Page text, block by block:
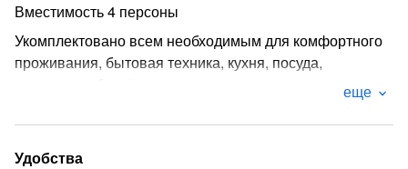
Вместимость 4 персоны
Укомплектовано всем необходимым для комфортного
проживания, бытовая техника, кухня, посуда,
еще
Удобства